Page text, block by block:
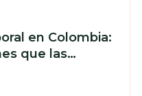
en Colombia:
que las
frente a la